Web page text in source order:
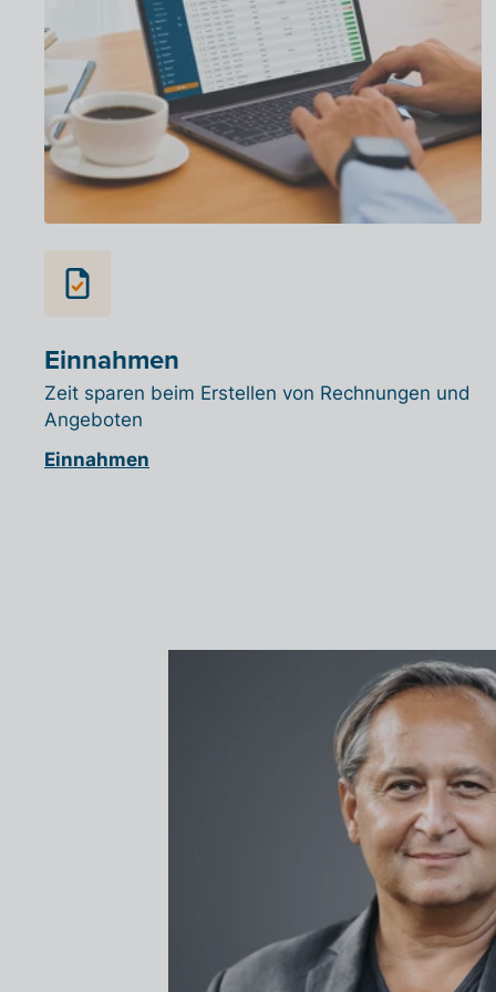
Einnahmen
Zeit sparen beim Erstellen von Rechnungen und
Angeboten
Einnahmen